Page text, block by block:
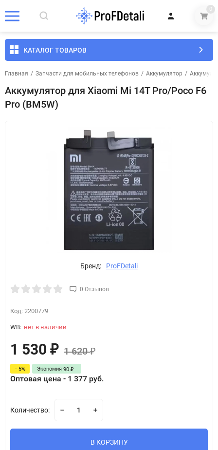
0
КАТАЛОГ ТОВАРОВ
Главная / Запчасти для мобильных телефонов / Аккумулятор /
Аккумулятор для Xiaomi Mi 14T Pro/Poco F6
Pro (BM5W)
Бренд: ProFDetali
0 Отзывов
Код: 2200779
WB: нет в наличии
1 530 ₽ 1 620₽
- 5% Экономия 90 ₽
Оптовая цена - 1 377 руб.
Количество:
В КОРЗИНУ